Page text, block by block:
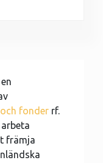
fonder rf.
främja